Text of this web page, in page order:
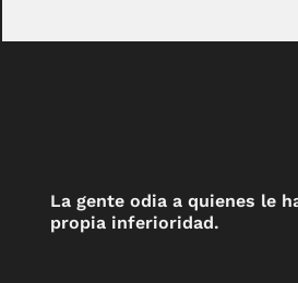
La gente odia a quienes le
propia inferioridad.